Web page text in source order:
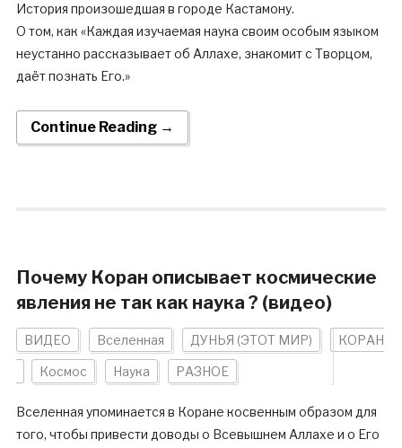
История произошедшая в городе Кастамону.
О том, как «Каждая изучаемая наука своим особым языком
неустанно рассказывает об Аллахе, знакомит с Творцом,
даёт познать Его.»
Continue Reading →
Почему Коран описывает космические
явления не так как наука ? (видео)
ВИДЕО Вселенная ДУНЬЯ (ЭТОТ МИР) КОРАН
Космос Наука РАЗНОЕ
Вселенная упоминается в Коране косвенным образом для
того, чтобы привести доводы о Всевышнем Аллахе и о Его